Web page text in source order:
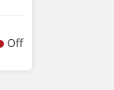
Off